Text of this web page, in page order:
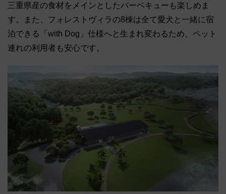
三重県産の食材をメインとしたバーベキューも楽しめま
す。また、フォレストヴィラの8棟は全て愛犬と一緒に宿
泊できる「with Dog」仕様へと生まれ変わるため、ペット
連れの利用者も安心です。